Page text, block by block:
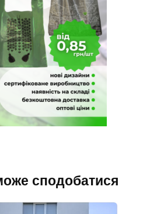
сподобатися